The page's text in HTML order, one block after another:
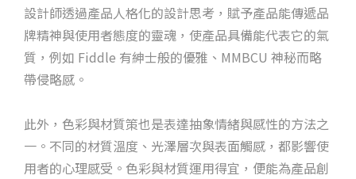
設計師透過產品人格化的設計思考，賦予產品能傳遞品
牌精神與使用者態度的靈魂，使產品具備能代表它的氣
質，例如 Fiddle 有紳士般的優雅、MMBCU 神秘而略
帶侵略感。
此外，色彩與材質策也是表達抽象情緒與感性的方法之
一。不同的材質溫度、光澤層次與表面觸感，都影響使
用者的心理感受。色彩與材質運用得宜，便能為產品創